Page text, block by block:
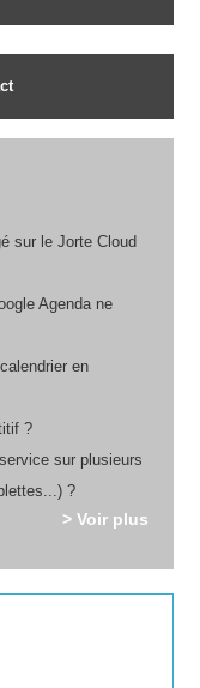
sur le Jorte Cloud
Agenda ne
en
?
sur plusieurs
?
> Voir plus